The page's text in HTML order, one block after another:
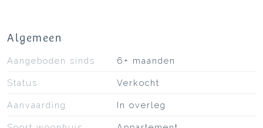
Algemeen
Aangeboden sinds 6+ maanden
Status Verkocht
Aanvaarding In overleg